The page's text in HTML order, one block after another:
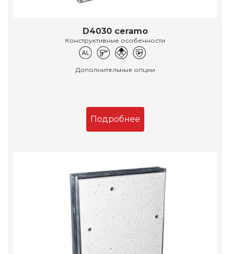
D4030 ceramo
Конструктивные особенности
Дополнительные опции
Подробнее